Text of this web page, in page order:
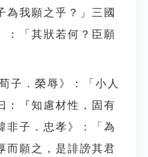
為我願之乎？」三國
：「其狀若何？臣願
子．榮辱》：「小人
：『知慮材性，固有
非子．忠孝》：「為
而願之，是誹謗其君